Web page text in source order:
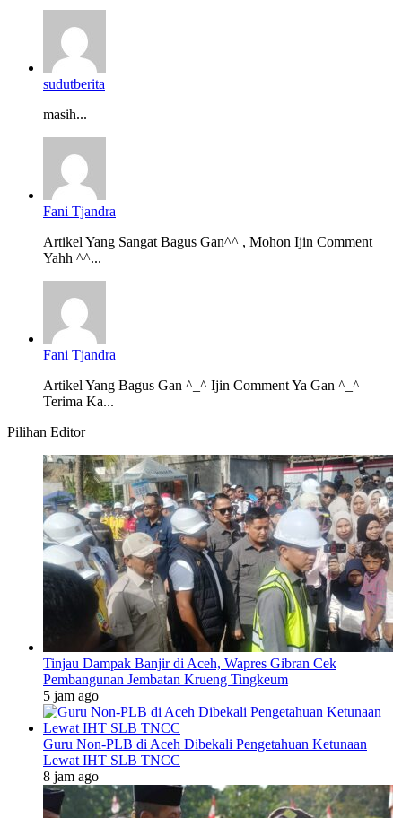
sudutberita
masih...
Fani Tjandra
Artikel Yang Sangat Bagus Gan^^ , Mohon Ijin Comment
Yahh ^^...
Fani Tjandra
Artikel Yang Bagus Gan ^_^ Ijin Comment Ya Gan ^_^
Terima Ka...
Pilihan Editor
Tinjau Dampak Banjir di Aceh, Wapres Gibran Cek
Pembangunan Jembatan Krueng Tingkeum
5 jam ago
Guru Non-PLB di Aceh Dibekali Pengetahuan Ketunaan
Lewat IHT SLB TNCC
8 jam ago